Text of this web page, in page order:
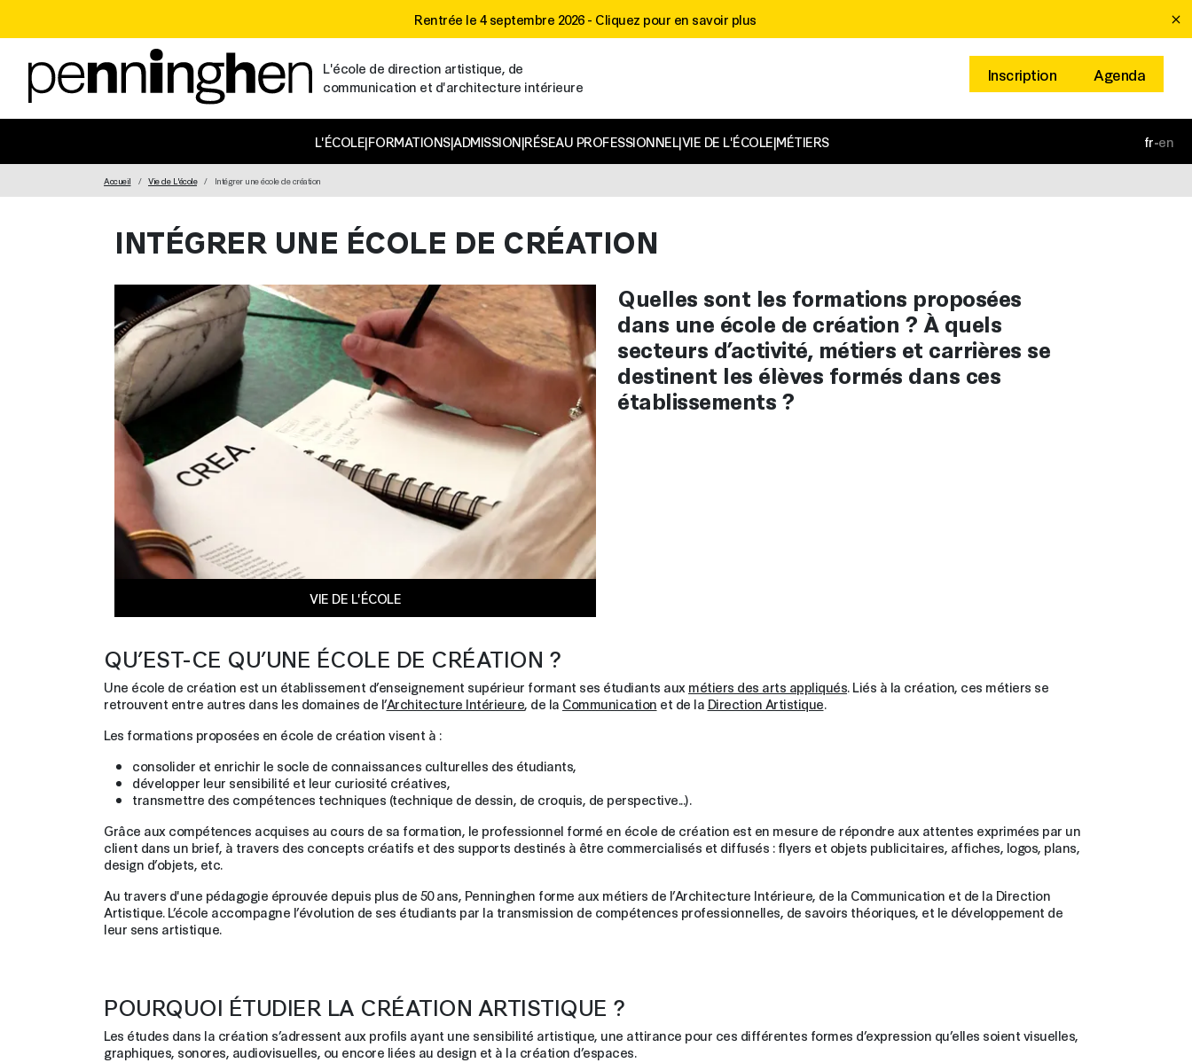
Rentrée le 4 septembre 2026 - Cliquez pour en savoir plus
L'école de direction artistique, de
communication et d'architecture intérieure
Inscription Agenda
L'ÉCOLE|FORMATIONS|ADMISSION|RÉSEAU PROFESSIONNEL|VIE DE L'ÉCOLE|MÉTIERS en
-
fr
Accueil Vie de L'école Intégrer une école de création
INTÉGRER UNE ÉCOLE DE CRÉATION
VIE DE L'ÉCOLE
Quelles sont les formations proposées
dans une école de création ? À quels
secteurs d’activité, métiers et carrières se
destinent les élèves formés dans ces
établissements ?
QU’EST-CE QU’UNE ÉCOLE DE CRÉATION ?
Une école de création est un établissement d’enseignement supérieur formant ses étudiants aux métiers des arts appliqués. Liés à la création, ces métiers se
retrouvent entre autres dans les domaines de l’Architecture Intérieure, de la Communication et de la Direction Artistique.
Les formations proposées en école de création visent à :
consolider et enrichir le socle de connaissances culturelles des étudiants,
développer leur sensibilité et leur curiosité créatives,
transmettre des compétences techniques (technique de dessin, de croquis, de perspective...).
Grâce aux compétences acquises au cours de sa formation, le professionnel formé en école de création est en mesure de répondre aux attentes exprimées par un
client dans un brief, à travers des concepts créatifs et des supports destinés à être commercialisés et diffusés : flyers et objets publicitaires, affiches, logos, plans,
design d’objets, etc.
Au travers d'une pédagogie éprouvée depuis plus de 50 ans, Penninghen forme aux métiers de l’Architecture Intérieure, de la Communication et de la Direction
Artistique. L’école accompagne l’évolution de ses étudiants par la transmission de compétences professionnelles, de savoirs théoriques, et le développement de
leur sens artistique.
POURQUOI ÉTUDIER LA CRÉATION ARTISTIQUE ?
Les études dans la création s’adressent aux profils ayant une sensibilité artistique, une attirance pour ces différentes formes d’expression qu’elles soient visuelles,
graphiques, sonores, audiovisuelles, ou encore liées au design et à la création d’espaces.